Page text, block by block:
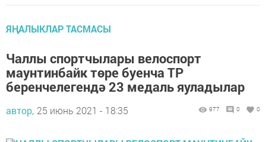
ЯҢАЛЫКЛАР ТАСМАСЫ
Чаллы спортчылары велоспорт
маунтинбайк төре буенча ТР
беренчелегендә 23 медаль яуладылар
автор, 25 июнь 2021 - 18:35 977 0 0